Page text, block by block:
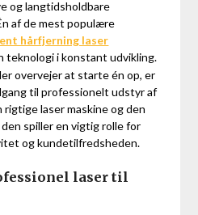
og langtidsholdbare
af de mest populære
hårfjerning laser
teknologi i konstant udvikling.
overvejer at starte én op, er
til professionelt udstyr af
laser maskine og den
spiller en vigtig rolle for
og kundetilfredsheden.
laser til